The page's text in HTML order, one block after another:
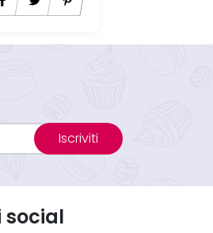
Iscriviti
social